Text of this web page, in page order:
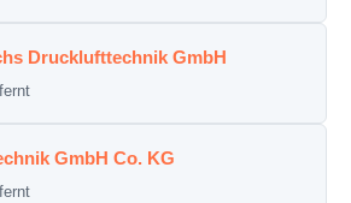
Drucklufttechnik GmbH
GmbH Co. KG